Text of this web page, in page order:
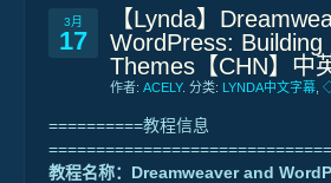
3月
17
【Lynda】
WordPress: Building
Themes【CHN】中
作者: ACELY. 分类: LYNDA中文字幕
==========教程信息
教程名称：Dreamweaver and